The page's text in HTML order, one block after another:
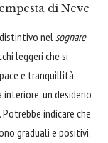
di Neve
nel sognare
leggeri che si
e tranquillità.
un desiderio
indicare che
graduali e positivi,